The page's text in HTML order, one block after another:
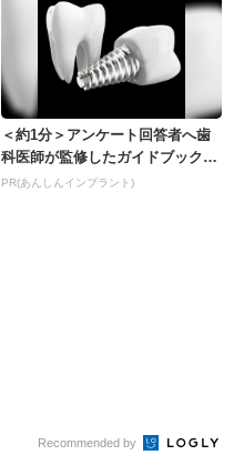
＜約1分＞アンケート回答者へ歯
科医師が監修したガイドブックを
プレゼント。65歳以...
PR(あんしんインプラント)
Recommended by